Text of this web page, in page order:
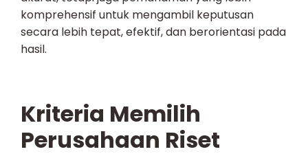
komprehensif untuk mengambil keputusan
secara lebih tepat, efektif, dan berorientasi pada
hasil.
Kriteria Memilih
Perusahaan Riset